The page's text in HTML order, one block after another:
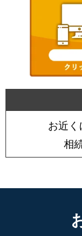
お近く
相